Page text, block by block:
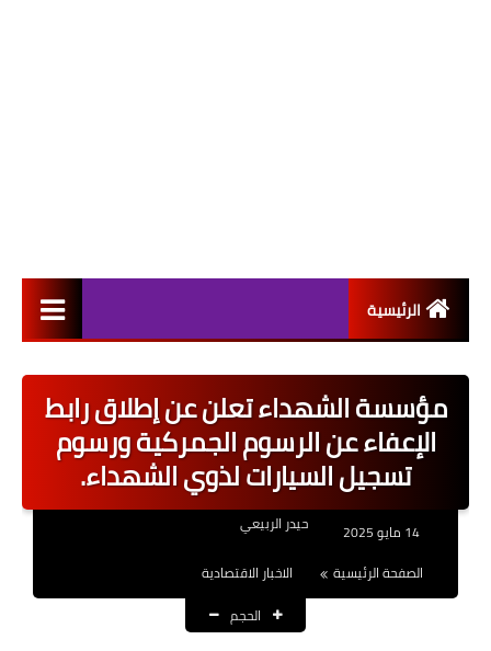
الرئيسية
اخبار القطاع العام
اخبار القطاع الخاص
نتائج التعيينات
العقود والاجور اليومية
الرواتب والقروض
مؤسسة الشهداء تعلن عن إطلاق رابط
الإعفاء عن الرسوم الجمركية ورسوم
تسجيل السيارات لذوي الشهداء.
14 مايو 2025
حيدر الربيعي
الصفحة الرئيسية
الاخبار الاقتصادية
الحجم